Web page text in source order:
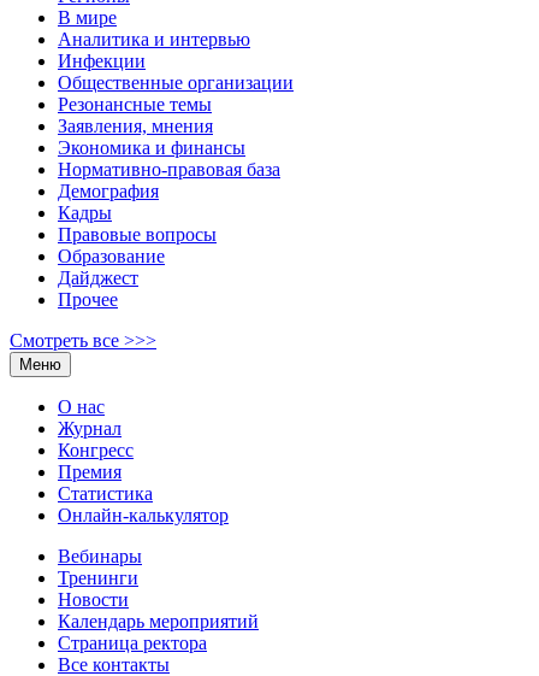
В мире
Аналитика и интервью
Инфекции
Общественные организации
Резонансные темы
Заявления, мнения
Экономика и финансы
Нормативно-правовая база
Демография
Кадры
Правовые вопросы
Образование
Дайджест
Прочее
Смотреть все >>>
Меню
О нас
Журнал
Конгресс
Премия
Статистика
Онлайн-калькулятор
Вебинары
Тренинги
Новости
Календарь мероприятий
Страница ректора
Все контакты